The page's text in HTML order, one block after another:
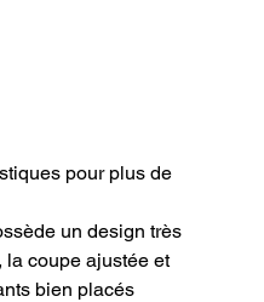
pour plus de
un design très
la coupe ajustée et
bien placés